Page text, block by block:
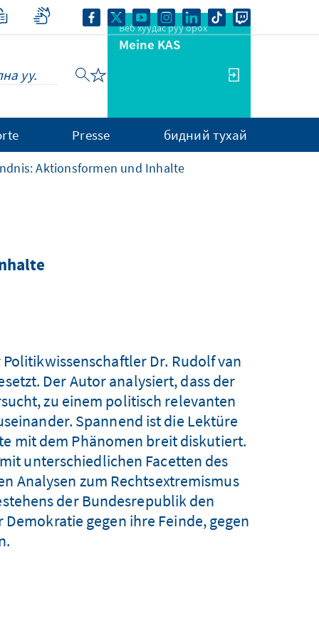
Веб хуудас руу орох
Meine KAS
Presse бидний тухай
Aktionsformen und Inhalte
Dr. Rudolf van
Der Autor analysiert, dass der
zu einem politisch relevanten
Spannend ist die Lektüre
mit dem Phänomen breit diskutiert.
unterschiedlichen Facetten des
Analysen zum Rechtsextremismus
der Bundesrepublik den
gegen ihre Feinde, gegen